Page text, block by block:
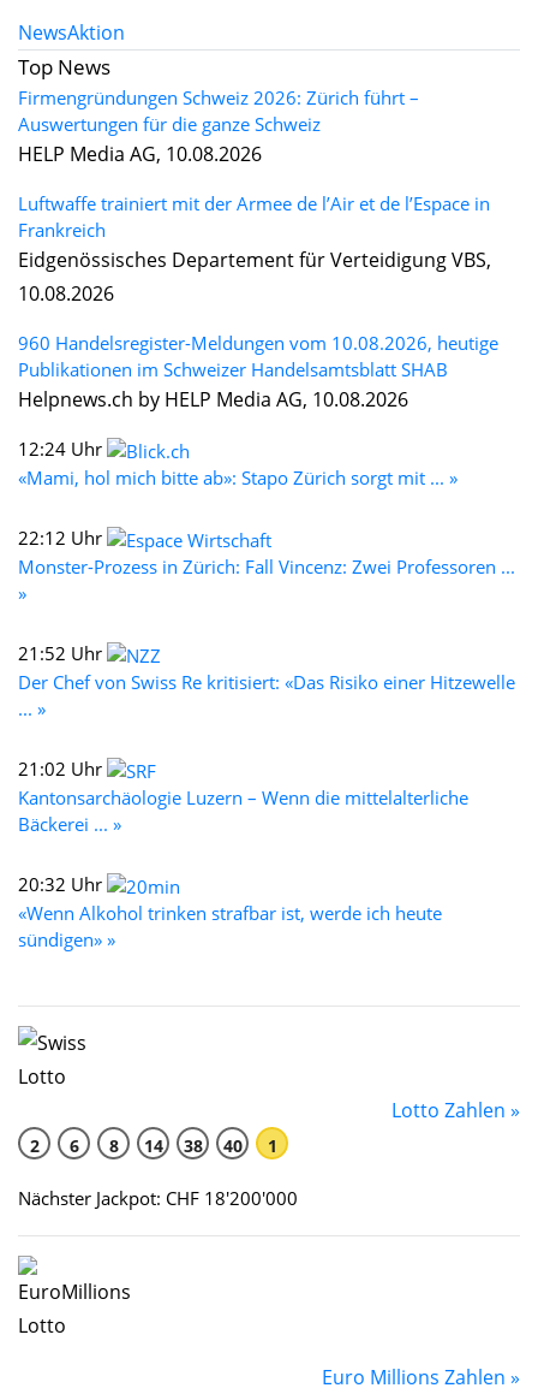
NewsAktion
Top News
Firmengründungen Schweiz 2026: Zürich führt –
Auswertungen für die ganze Schweiz
HELP Media AG, 10.08.2026
Luftwaffe trainiert mit der Armee de l’Air et de l’Espace in
Frankreich
Eidgenössisches Departement für Verteidigung VBS,
10.08.2026
960 Handelsregister-Meldungen vom 10.08.2026, heutige
Publikationen im Schweizer Handelsamtsblatt SHAB
Helpnews.ch by HELP Media AG, 10.08.2026
12:24 Uhr
«Mami, hol mich bitte ab»: Stapo Zürich sorgt mit ... »
22:12 Uhr
Monster-Prozess in Zürich: Fall Vincenz: Zwei Professoren ...
»
21:52 Uhr
Der Chef von Swiss Re kritisiert: «Das Risiko einer Hitzewelle
... »
21:02 Uhr
Kantonsarchäologie Luzern – Wenn die mittelalterliche
Bäckerei ... »
20:32 Uhr
«Wenn Alkohol trinken strafbar ist, werde ich heute
sündigen» »
Lotto Zahlen »
2 6 8 14 38 40 1
Nächster Jackpot: CHF 18'200'000
Euro Millions Zahlen »